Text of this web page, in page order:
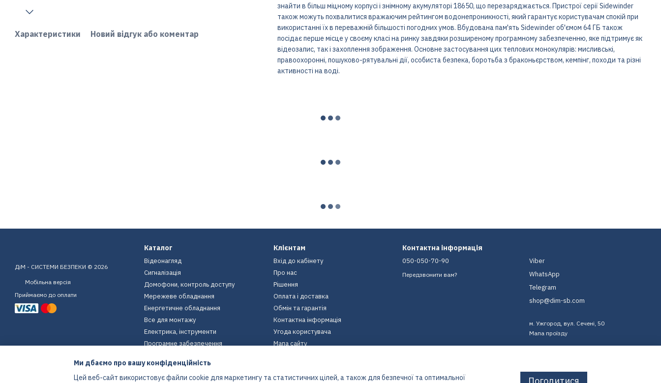
Характеристики Новий відгук або коментар
знайти в більш міцному корпусі і знімному акумуляторі 18650, що перезаряджається. Пристрої серії Sidewinder
також можуть похвалитися вражаючим рейтингом водонепроникності, який гарантує користувачам спокій при
використанні їх в переважній більшості погодних умов. Вбудована пам'ять Sidewinder об'ємом 64 ГБ також
посідає перше місце у своєму класі на ринку завдяки розширеному програмному забезпеченню, яке підтримує як
відеозапис, так і захоплення зображення. Основне застосування цих теплових монокулярів: мисливські,
правоохоронні, пошуково-рятувальні дії, особиста безпека, боротьба з браконьєрством, кемпінг, походи та різні
активності на воді.
ДіМ - СИСТЕМИ БЕЗПЕКИ © 2026
Мобільна версія
Приймаємо до оплати
Каталог
Відеонагляд
Сигналізація
Домофони, контроль доступу
Мережеве обладнання
Енергетичне обладнання
Все для монтажу
Електрика, інструменти
Програмне забезпечення
Екіпірування
Енергетичне обладнання
Клієнтам
Вхід до кабінету
Про нас
Рішення
Оплата і доставка
Обмін та гарантія
Контактна інформація
Угода користувача
Мапа сайту
Контактна інформація
050-050-70-90
Передзвонити вам?
Viber
WhatsApp
Telegram
shop@dim-sb.com
м. Ужгород, вул. Сечені, 50
Мапа проїзду
Ми дбаємо про вашу конфіденційність
Цей веб-сайт використовує файли cookie для маркетингу та статистичних цілей, а також для безпечної та оптимальної
Погодитися